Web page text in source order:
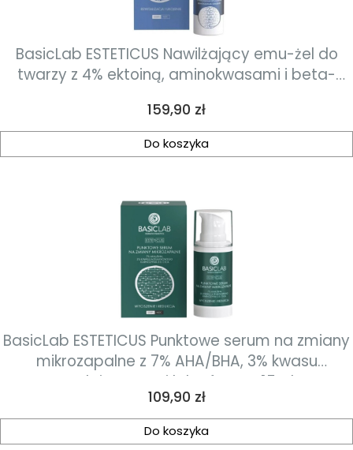
BasicLab ESTETICUS Nawilżający emu-żel do
twarzy z 4% ektoiną, aminokwasami i beta-
Cena
159,90 zł
Do koszyka
BasicLab ESTETICUS Punktowe serum na zmiany
mikrozapalne z 7% AHA/BHA, 3% kwasu
azelainowego i laktoferyną 15ml
Cena
109,90 zł
Do koszyka